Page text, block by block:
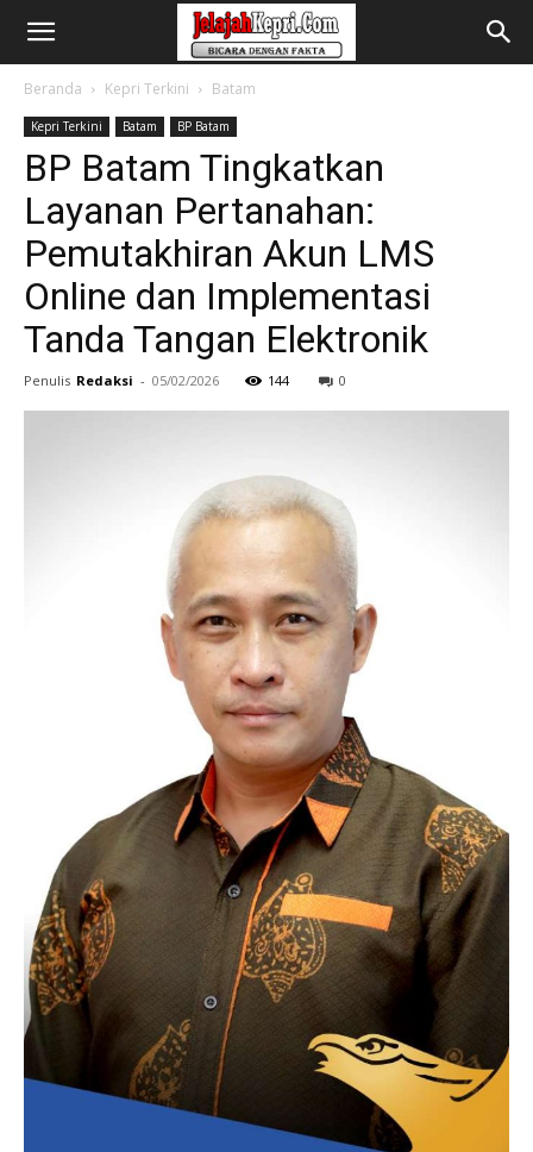
Beranda Kepri Terkini Batam
Kepri Terkini Batam BP Batam
BP Batam Tingkatkan
Layanan Pertanahan:
Pemutakhiran Akun LMS
Online dan Implementasi
Tanda Tangan Elektronik
Penulis Redaksi - 05/02/2026 144 0